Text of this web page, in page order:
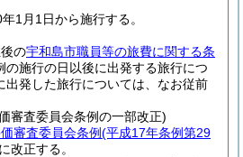
1月1日から施行する。
の宇和島市職員等の旅費に関する条
の施行の日以後に出発する旅行につ
出発した旅行については、なお従前
審査委員会条例の一部改正)
審査委員会条例(平成17年条例第29
改正する。